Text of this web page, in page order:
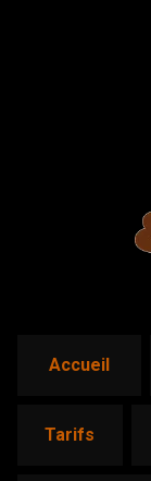
accueil
tarifs